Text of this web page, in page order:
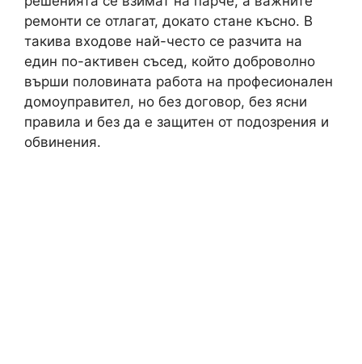
ремонти се отлагат, докато стане късно. В
такива входове най-често се разчита на
един по-активен съсед, който доброволно
върши половината работа на професионален
домоуправител, но без договор, без ясни
правила и без да е защитен от подозрения и
обвинения.